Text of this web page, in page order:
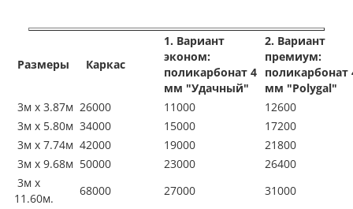
Размеры Каркас
1. Вариант
эконом:
поликарбонат 4
мм "Удачный"
2. Вариант
премиум:
поликарбонат
мм "Polygal"
3м х 3.87м 26000 11000
12600
3м х 5.80м 34000 15000
17200
3м х 7.74м 42000 19000
21800
3м х 9.68м 50000 23000
26400
3м х
11.60м.
68000 27000
31000